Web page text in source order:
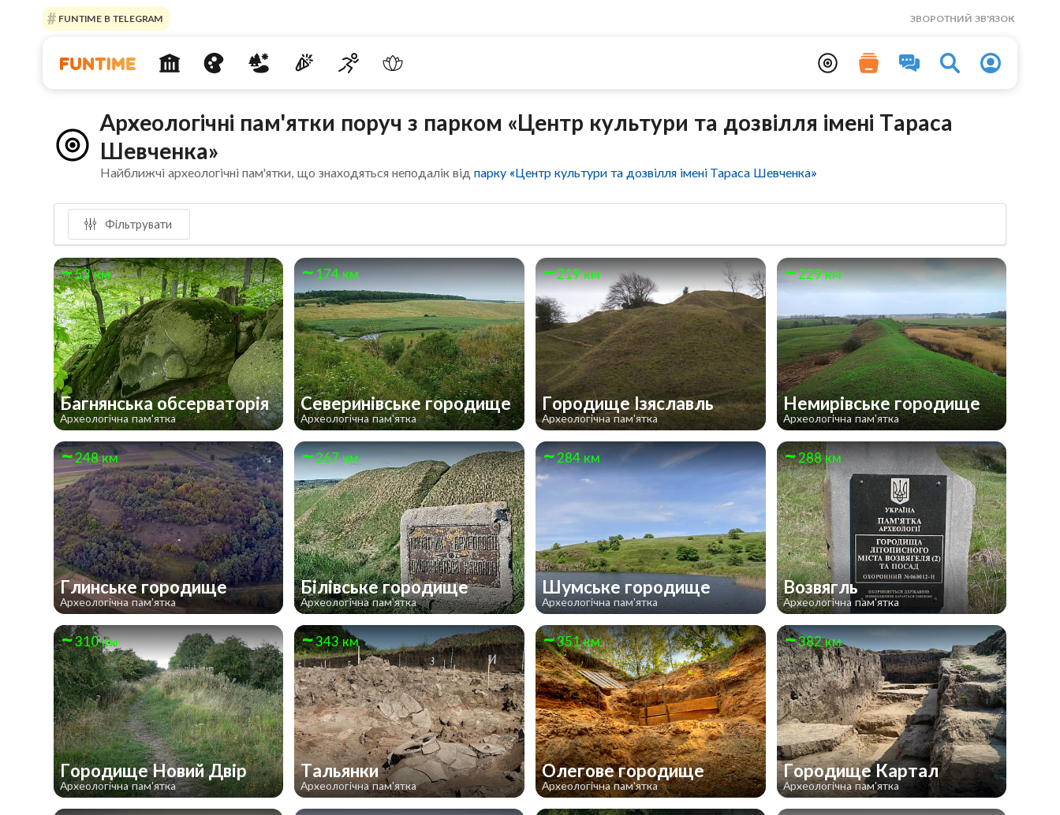
FUNTIME В TELEGRAM ЗВОРОТНИЙ ЗВ'ЯЗОК
Археологічні пам'ятки поруч з парком «Центр культури та дозвілля імені Тараса
Шевченка»
Найближчі археологічні пам'ятки, що знаходяться неподалік відпарку «Центр культури та дозвілля імені Тараса Шевченка»
Фільтрувати
53 км
Багнянська обсерваторія
Археологічна пам'ятка
174 км
Северинівське городище
Археологічна пам'ятка
219 км
Городище Ізяславль
Археологічна пам'ятка
229 км
Немирівське городище
Археологічна пам'ятка
248 км
Глинське городище
Археологічна пам'ятка
267 км
Білівське городище
Археологічна пам'ятка
284 км
Шумське городище
Археологічна пам'ятка
288 км
Возвягль
Археологічна пам'ятка
310 км
Городище Новий Двір
Археологічна пам'ятка
343 км
Тальянки
Археологічна пам'ятка
351 км
Олегове городище
Археологічна пам'ятка
382 км
Городище Картал
Археологічна пам'ятка